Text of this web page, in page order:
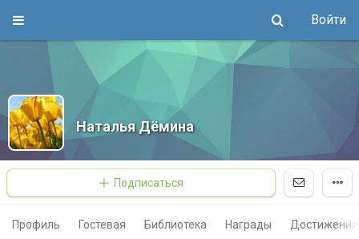
Войти
Наталья Дёмина
Подписаться
Профиль Гостевая Библиотека Награды Достижения